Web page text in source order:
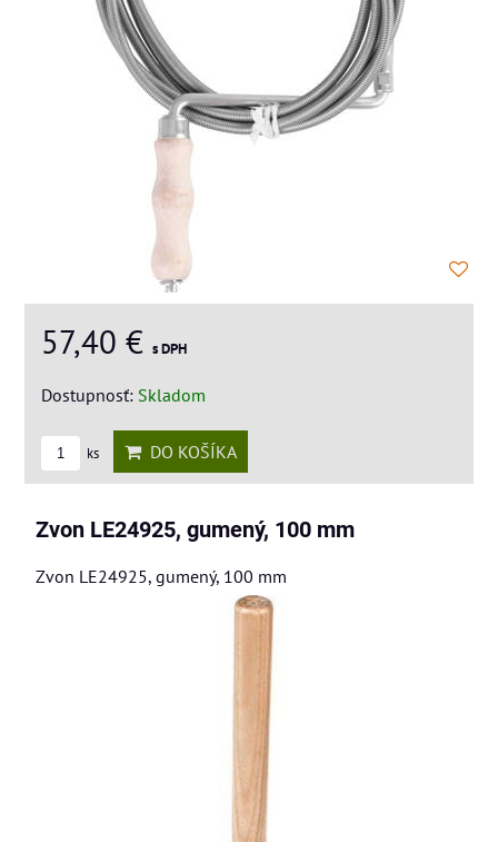
57,40 € s DPH
Dostupnosť: Skladom
ks DO KOŠÍKA
Zvon LE24925, gumený, 100 mm
Zvon LE24925, gumený, 100 mm